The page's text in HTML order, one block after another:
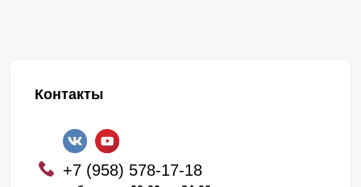
Контакты
+7 (958) 578-17-18